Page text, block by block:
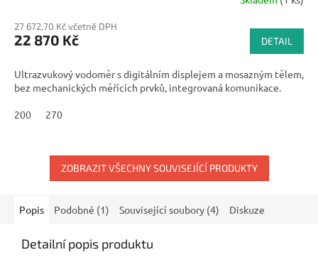
27 672,70 Kč včetně DPH
22 870 Kč DETAIL
Ultrazvukový vodoměr s digitálním displejem a mosazným tělem,
bez mechanických měřících prvků, integrovaná komunikace.
200 270
ZOBRAZIT VŠECHNY SOUVISEJÍCÍ PRODUKTY
Popis Podobné (1) Související soubory (4) Diskuze
Detailní popis produktu